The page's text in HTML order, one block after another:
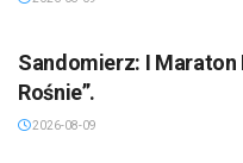
Sandomierz: I Maraton
Rośnie”.
2026-08-09